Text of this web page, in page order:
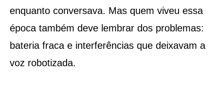
enquanto conversava. Mas quem viveu essa
época também deve lembrar dos problemas:
bateria fraca e interferências que deixavam a
voz robotizada.